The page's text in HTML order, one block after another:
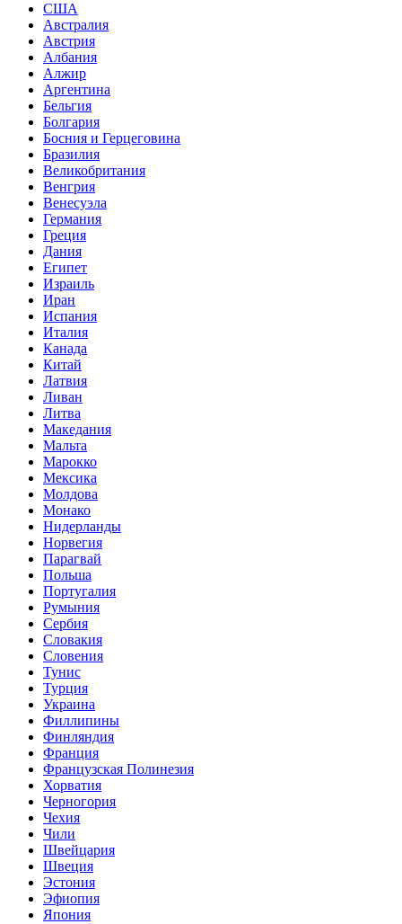
США
Австралия
Австрия
Албания
Алжир
Аргентина
Бельгия
Болгария
Босния и Герцеговина
Бразилия
Великобритания
Венгрия
Венесуэла
Германия
Греция
Дания
Египет
Израиль
Иран
Испания
Италия
Канада
Китай
Латвия
Ливан
Литва
Македания
Мальта
Марокко
Мексика
Молдова
Монако
Нидерланды
Норвегия
Парагвай
Польша
Португалия
Румыния
Сербия
Словакия
Словения
Тунис
Турция
Украина
Филлипины
Финляндия
Франция
Французская Полинезия
Хорватия
Черногория
Чехия
Чили
Швейцария
Швеция
Эстония
Эфиопия
Япония